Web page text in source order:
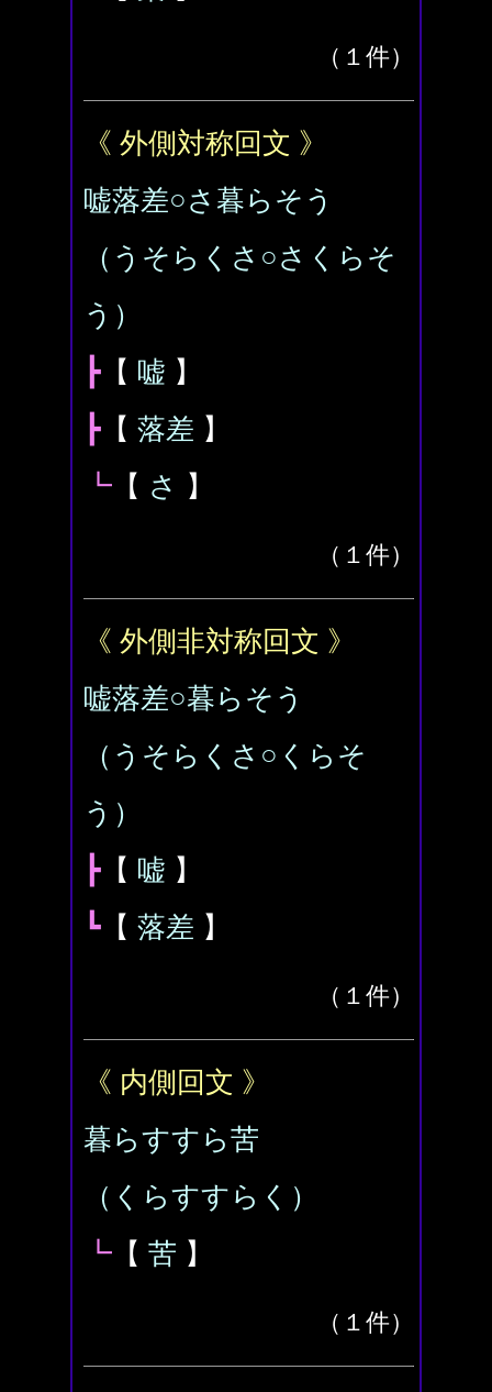
（１件）
《 外側対称回文 》
嘘落差○さ暮らそう
（うそらくさ○さくらそ
う）
┣ 【 嘘 】
┣ 【 落差 】
┗ 【 さ 】
（１件）
《 外側非対称回文 》
嘘落差○暮らそう
（うそらくさ○くらそ
う）
┣ 【 嘘 】
┗ 【 落差 】
（１件）
《 内側回文 》
暮らすすら苦
（くらすすらく）
┗ 【 苦 】
（１件）